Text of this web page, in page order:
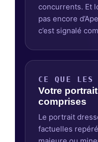
concurrents. Et
pas encore
c’est signalé
CE QUE
Votre
comprises
Le portrait
factuelles